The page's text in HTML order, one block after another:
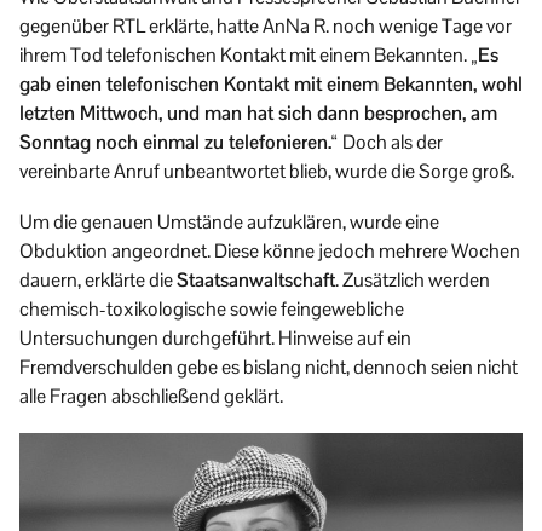
gegenüber RTL erklärte, hatte AnNa R. noch wenige Tage vor
ihrem Tod telefonischen Kontakt mit einem Bekannten.„Es
gab einen telefonischen Kontakt mit einem Bekannten, wohl
letzten Mittwoch, und man hat sich dann besprochen, am
Sonntag noch einmal zu telefonieren.“ Doch als der
vereinbarte Anruf unbeantwortet blieb, wurde die Sorge groß.
Um die genauen Umstände aufzuklären, wurde eine
Obduktion angeordnet. Diese könne jedoch mehrere Wochen
dauern, erklärte dieStaatsanwaltschaft. Zusätzlich werden
chemisch-toxikologische sowie feingewebliche
Untersuchungen durchgeführt. Hinweise auf ein
Fremdverschulden gebe es bislang nicht, dennoch seien nicht
alle Fragen abschließend geklärt.